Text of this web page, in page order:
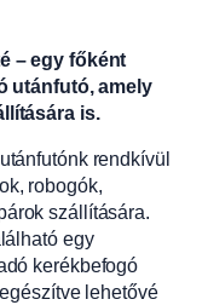
– egy főként
utánfutó, amely
is.
rendkívül
robogók,
szállítására.
egy
kerékbefogó
lehetővé